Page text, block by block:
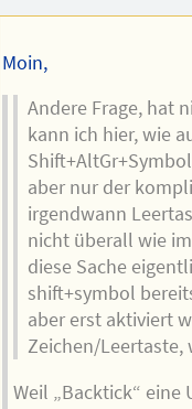
Moin,
Andere Frage, hat
kann ich hier, wie
aber nur der
irgendwann
nicht überall wie
diese Sache
shift+symbol
aber erst aktiviert
Zeichen/Leertaste,
Weil „Backtick“ eine